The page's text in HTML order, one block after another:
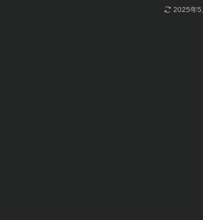
2025年5